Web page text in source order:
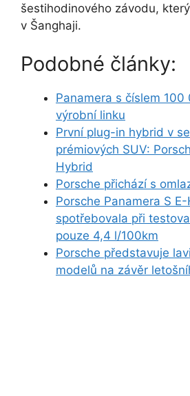
šestihodinového závodu,
v Šanghaji.
Podobné články:
Panamera s číslem
výrobní linku
První plug-in hybrid v
prémiových SUV:
Hybrid
Porsche přichází s
Porsche Panamera S
spotřebovala při
pouze 4,4 l/100km
Porsche představuje
modelů na závěr